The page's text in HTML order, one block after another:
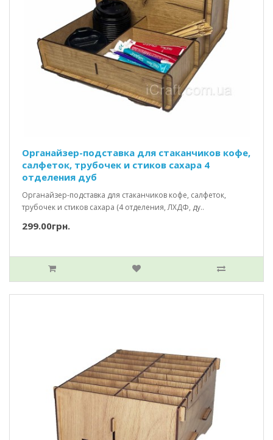
Органайзер-подставка для стаканчиков кофе,
салфеток, трубочек и стиков сахара 4
отделения дуб
Органайзер-подставка для стаканчиков кофе, салфеток,
трубочек и стиков сахара (4 отделения, ЛХДФ, ду..
299.00грн.